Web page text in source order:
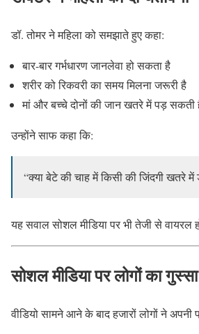
डॉ. तोमर ने महिला को समझाते हुए कहा:
बार-बार गर्भधारण जानलेवा हो सकता है
शरीर को रिकवरी का समय मिलना जरूरी है
मां और बच्चे दोनों की जान खतरे में पड़ सकती
उन्होंने साफ कहा कि:
“क्या बेटे की चाह में किसी की जिंदगी खतरे में
यह सवाल सोशल मीडिया पर भी तेजी से वायरल
सोशल मीडिया पर लोगों का गुस्सा
वीडियो सामने आने के बाद हजारों लोगों ने अपनी